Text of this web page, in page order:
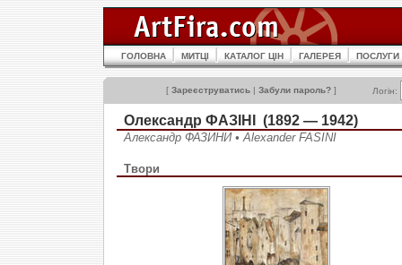
ГОЛОВНА МИТЦІ КАТАЛОГ ЦІН ГАЛЕРЕЯ ПОСЛУГИ
[ Зареєструватись | Забули пароль? ] Логін:
Олександр ФАЗІНІ (1892 — 1942)
Александр ФАЗИНИ • Alexander FASINI
Твори